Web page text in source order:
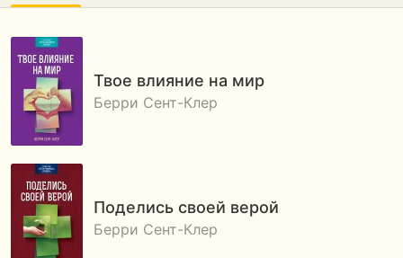
Твое влияние на мир
Берри Сент-Клер
Поделись своей верой
Берри Сент-Клер